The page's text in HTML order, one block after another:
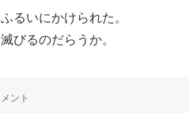
るいにかけられた。
びるのだらうか。
がふるいにかけられている への
ント